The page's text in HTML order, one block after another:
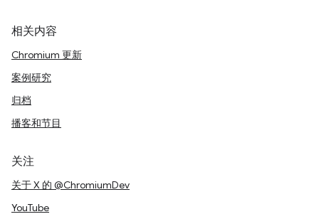
相关内容
Chromium 更新
案例研究
归档
播客和节目
关注
关于 X 的 @ChromiumDev
YouTube